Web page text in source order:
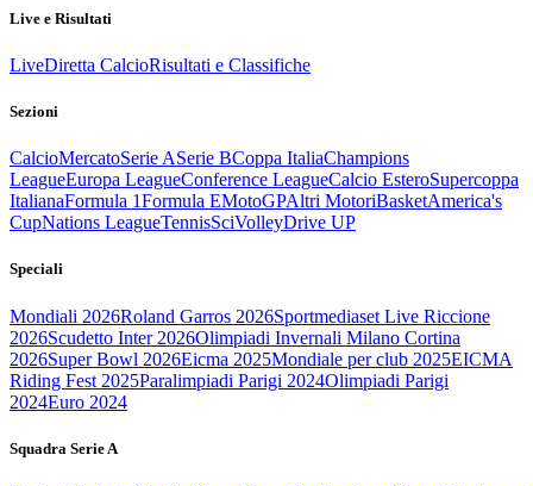
Live e Risultati
LiveDiretta CalcioRisultati e Classifiche
Sezioni
CalcioMercatoSerie ASerie BCoppa ItaliaChampions
LeagueEuropa LeagueConference LeagueCalcio EsteroSupercoppa
ItalianaFormula 1Formula EMotoGPAltri MotoriBasketAmerica's
CupNations LeagueTennisSciVolleyDrive UP
Speciali
Mondiali 2026Roland Garros 2026Sportmediaset Live Riccione
2026Scudetto Inter 2026Olimpiadi Invernali Milano Cortina
2026Super Bowl 2026Eicma 2025Mondiale per club 2025EICMA
Riding Fest 2025Paralimpiadi Parigi 2024Olimpiadi Parigi
2024Euro 2024
Squadra Serie A